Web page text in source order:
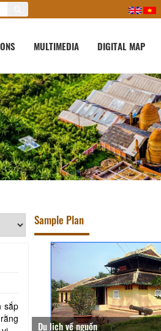
MULTIMEDIA DIGITAL MAP
sắp
Sample Plan
Du lịch về nguồn